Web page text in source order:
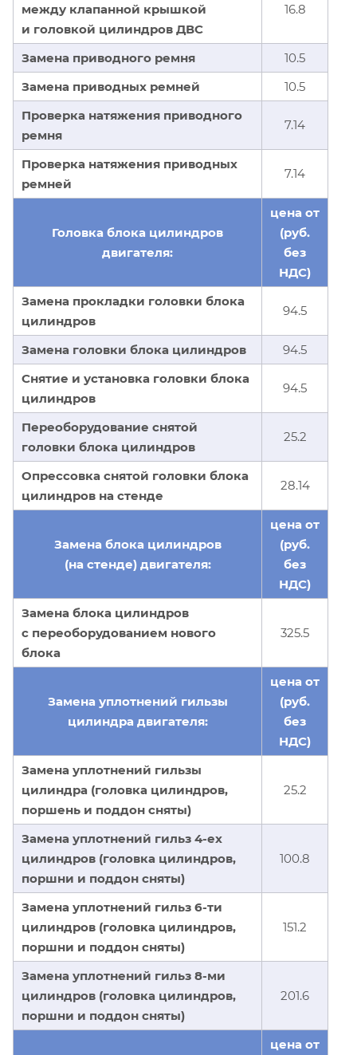
между клапанной крышкой
и головкой цилиндров ДВС
16.8
Замена приводного ремня
10.5
Замена приводных ремней
10.5
Проверка натяжения приводного
ремня
7.14
Проверка натяжения приводных
ремней
7.14
Головка блока цилиндров
двигателя:
цена от
(руб.
без
НДС)
Замена прокладки головки блока
цилиндров
94.5
Замена головки блока цилиндров
94.5
Снятие и установка головки блока
цилиндров
94.5
Переоборудование снятой
головки блока цилиндров
25.2
Опрессовка снятой головки блока
цилиндров на стенде
28.14
Замена блока цилиндров
(на стенде) двигателя:
цена от
(руб.
без
НДС)
Замена блока цилиндров
с переоборудованием нового
блока
325.5
Замена уплотнений гильзы
цилиндра двигателя:
цена от
(руб.
без
НДС)
Замена уплотнений гильзы
цилиндра (головка цилиндров,
поршень и поддон сняты)
25.2
Замена уплотнений гильз 4-ех
цилиндров (головка цилиндров,
поршни и поддон сняты)
100.8
Замена уплотнений гильз 6-ти
цилиндров (головка цилиндров,
поршни и поддон сняты)
151.2
Замена уплотнений гильз 8-ми
цилиндров (головка цилиндров,
поршни и поддон сняты)
201.6
цена от